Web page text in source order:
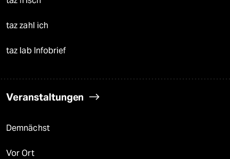
taz zahl ich
taz lab Infobrief
Veranstaltungen
Demnächst
Vor Ort